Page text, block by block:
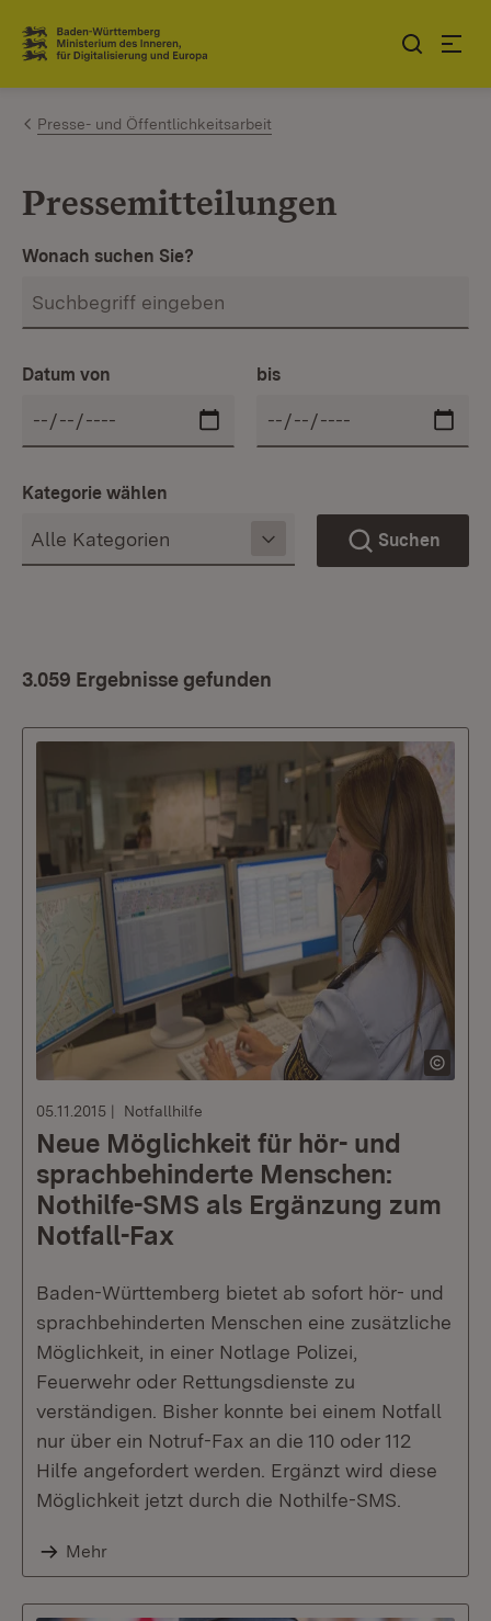
Zum Inhalt springen
Link zur Startseite
Presse- und Öffentlichkeitsarbeit
Pressemitteilungen
Wonach suchen Sie?
Datum von bis
Kategorie wählen
Suchen
3.059 Ergebnisse gefunden
05.11.2015 Notfallhilfe
Neue Möglichkeit für hör- und
sprachbehinderte Menschen:
Nothilfe-SMS als Ergänzung zum
Notfall-Fax
Baden-Württemberg bietet ab sofort hör- und
sprachbehinderten Menschen eine zusätzliche
Möglichkeit, in einer Notlage Polizei,
Feuerwehr oder Rettungsdienste zu
verständigen. Bisher konnte bei einem Notfall
nur über ein Notruf-Fax an die 110 oder 112
Hilfe angefordert werden. Ergänzt wird diese
Möglichkeit jetzt durch die Nothilfe-SMS.
Mehr